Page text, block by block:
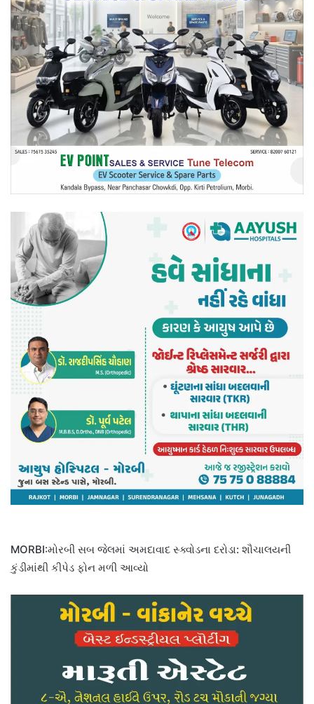
MORBI:મોરબી સબ જેલમાં અમદાવાદ સ્ક્વોડના દરોડા: શૌચાલયની
કુંડીમાંથી કીપેડ ફોન મળી આવ્યો